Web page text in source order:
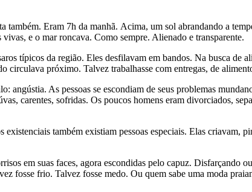
Eram 7h da manhã. Acima, um sol abrandando a
e o mar roncava. Como sempre. Alienado e transparente.
típicos da região. Eles desfilavam em bandos. Na busca de
circulava próximo. Talvez trabalhasse com entregas, de
As pessoas se escondiam de seus problemas
carentes, sofridas. Os poucos homens eram divorciados,
também existiam pessoas especiais. Elas criavam,
em suas faces, agora escondidas pelo capuz. Disfarçando
fosse frio. Talvez fosse medo. Ou quem sabe uma moda